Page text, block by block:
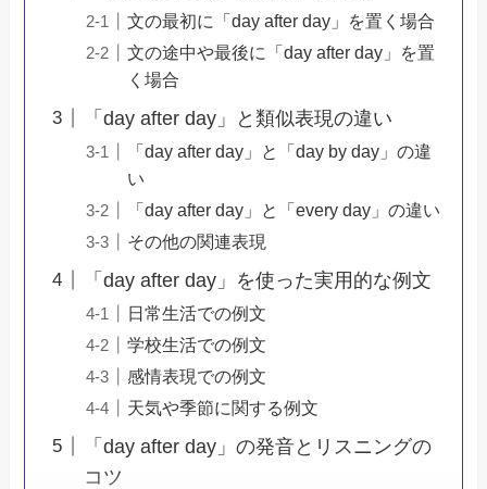
文の最初に「day after day」を置く場合
文の途中や最後に「day after day」を置
く場合
「day after day」と類似表現の違い
「day after day」と「day by day」の違
い
「day after day」と「every day」の違い
その他の関連表現
「day after day」を使った実用的な例文
日常生活での例文
学校生活での例文
感情表現での例文
天気や季節に関する例文
「day after day」の発音とリスニングの
コツ